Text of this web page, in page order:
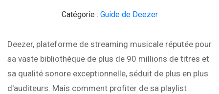
Catégorie : Guide de Deezer
Deezer, plateforme de streaming musicale réputée pour
sa vaste bibliothèque de plus de 90 millions de titres et
sa qualité sonore exceptionnelle, séduit de plus en plus
d'auditeurs. Mais comment profiter de sa playlist